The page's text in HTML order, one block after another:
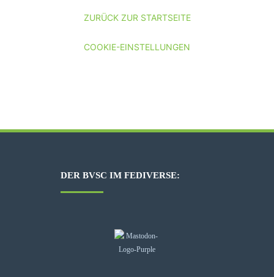
ZURÜCK ZUR STARTSEITE
COOKIE-EINSTELLUNGEN
DER BVSC IM FEDIVERSE: